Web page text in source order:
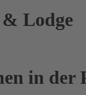
Lodge
in